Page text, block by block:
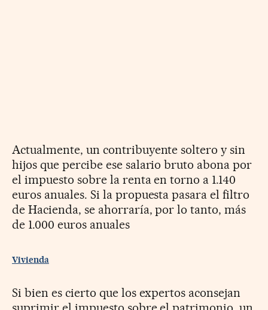
Actualmente, un contribuyente soltero y sin
hijos que percibe ese salario bruto abona por
el impuesto sobre la renta en torno a 1.140
euros anuales. Si la propuesta pasara el filtro
de Hacienda, se ahorraría, por lo tanto, más
de 1.000 euros anuales
Vivienda
Si bien es cierto que los expertos aconsejan